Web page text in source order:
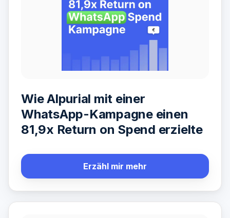
Wie Alpurial mit einer
WhatsApp-Kampagne einen
81,9x Return on Spend erzielte
Erzähl mir mehr